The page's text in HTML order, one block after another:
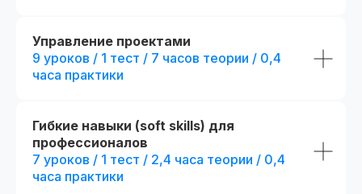
Управление проектами
9 уроков / 1 тест / 7 часов теории / 0,4
часа практики
Гибкие навыки (soft skills) для
профессионалов
7 уроков / 1 тест / 2,4 часа теории / 0,4
часа практики
Попробовать 48
Попробовать 48 часов бесплатно